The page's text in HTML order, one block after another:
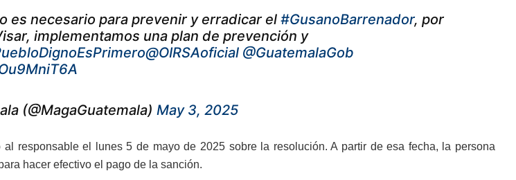
es necesario para prevenir y erradicar el #GusanoBarrenador, por
implementamos una plan de prevención y
@OIRSAoficial @GuatemalaGob
(@MagaGuatemala) May 3, 2025
al responsable el lunes 5 de mayo de 2025 sobre la resolución. A partir de esa fecha, la persona
hacer efectivo el pago de la sanción.